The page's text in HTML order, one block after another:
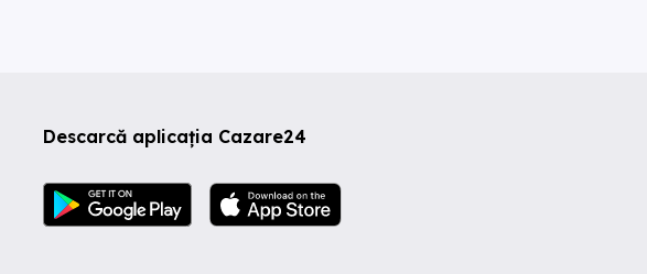
Descarcă aplicația Cazare24